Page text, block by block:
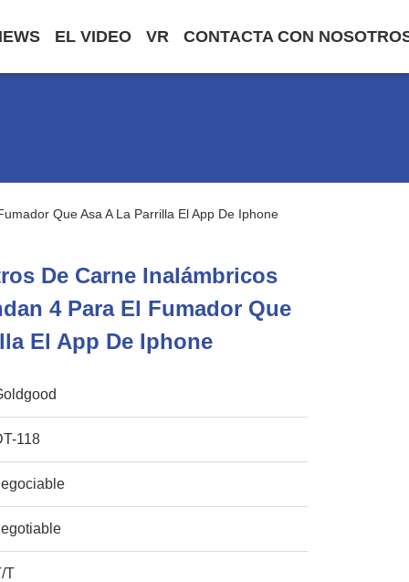
EL VIDEO VR CONTACTA CON
Que Asa A La Parrilla El App De Iphone
De Carne Inalámbricos
4 Para El Fumador Que
El App De Iphone
118
T